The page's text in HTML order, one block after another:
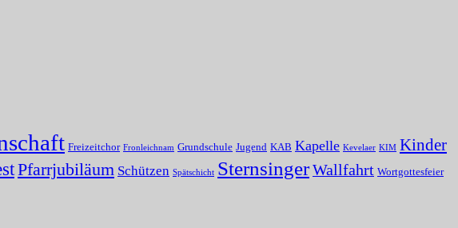
Freizeitchor Fronleichnam Grundschule Jugend KAB Kapelle Kevelaer KIM Kinder
Pfarrjubiläum Schützen Spätschicht SternsingerWallfahrt Wortgottesfeier